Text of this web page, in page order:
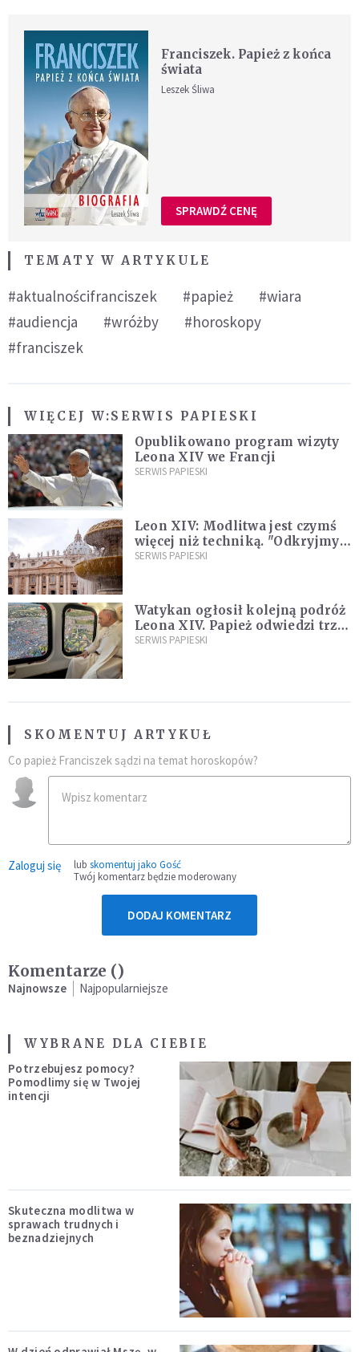
Franciszek. Papież z końca
świata
Leszek Śliwa
SPRAWDŹ CENĘ
TEMATY W ARTYKULE
#aktualnościfranciszek #papież
#wiara
#audiencja
#wróżby
#horoskopy
#franciszek
WIĘCEJ W:SERWIS PAPIESKI
Opublikowano program wizyty
Leona XIV we Francji
SERWIS PAPIESKI
Leon XIV: Modlitwa jest czymś
więcej niż techniką. "Odkryjmy
ją na nowo"
SERWIS PAPIESKI
Watykan ogłosił kolejną podróż
Leona XIV. Papież odwiedzi trzy
kraje Ameryki Południowej
SERWIS PAPIESKI
SKOMENTUJ ARTYKUŁ
Co papież Franciszek sądzi na temat horoskopów?
Zaloguj się lub skomentuj jako Gość
Twój komentarz będzie moderowany
DODAJ KOMENTARZ
Komentarze ()
Najnowsze Najpopularniejsze
WYBRANE DLA CIEBIE
Potrzebujesz pomocy?
Pomodlimy się w Twojej
intencji
Skuteczna modlitwa w
sprawach trudnych i
beznadziejnych